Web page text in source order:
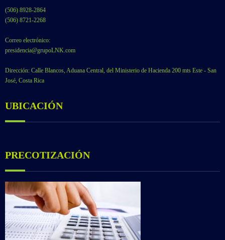
(506) 8928-2864
(506) 8721-2268
Correo electrónico:
presidencia@grupoLNK.com
Dirección: Calle Blancos, Aduana Central, del Ministerio de Hacienda 200 mts Este - San
José, Costa Rica
UBICACIÓN
PRECOTIZACIÓN